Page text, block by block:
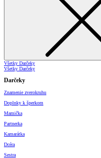
Všetky Darčeky
Všetky Darčeky
Darčeky
Znamenie zverokruhu
Doplnky k šperkom
Mamička
Partnerka
Kamarátka
Dcéra
Sestra